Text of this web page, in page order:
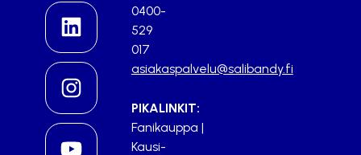
0400-
529
017
asiakaspalvelu@salibandy.fi
PIKALINKIT:
Fanikauppa |
Kausi-